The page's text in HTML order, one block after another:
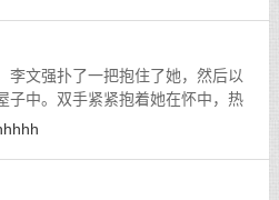
一把抱住了她，然后以
子中。双手紧紧抱着她在怀中，热
气来。